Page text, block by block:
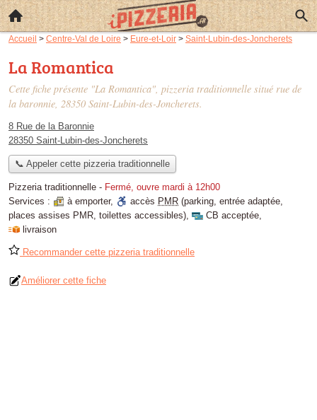
Accueil > Centre-Val de Loire > Eure-et-Loir > Saint-Lubin-des-Joncherets
La Romantica
Cette fiche présente "La Romantica", pizzeria traditionnelle situé rue de
la baronnie, 28350 Saint-Lubin-des-Joncherets.
8 Rue de la Baronnie
28350 Saint-Lubin-des-Joncherets
📞 Appeler cette pizzeria traditionnelle
Pizzeria traditionnelle - Fermé, ouvre mardi à 12h00
Services :
à emporter, accès PMR (parking, entrée adaptée,
places assises PMR, toilettes accessibles), CB acceptée,
livraison
Recommander cette pizzeria traditionnelle
Améliorer cette fiche